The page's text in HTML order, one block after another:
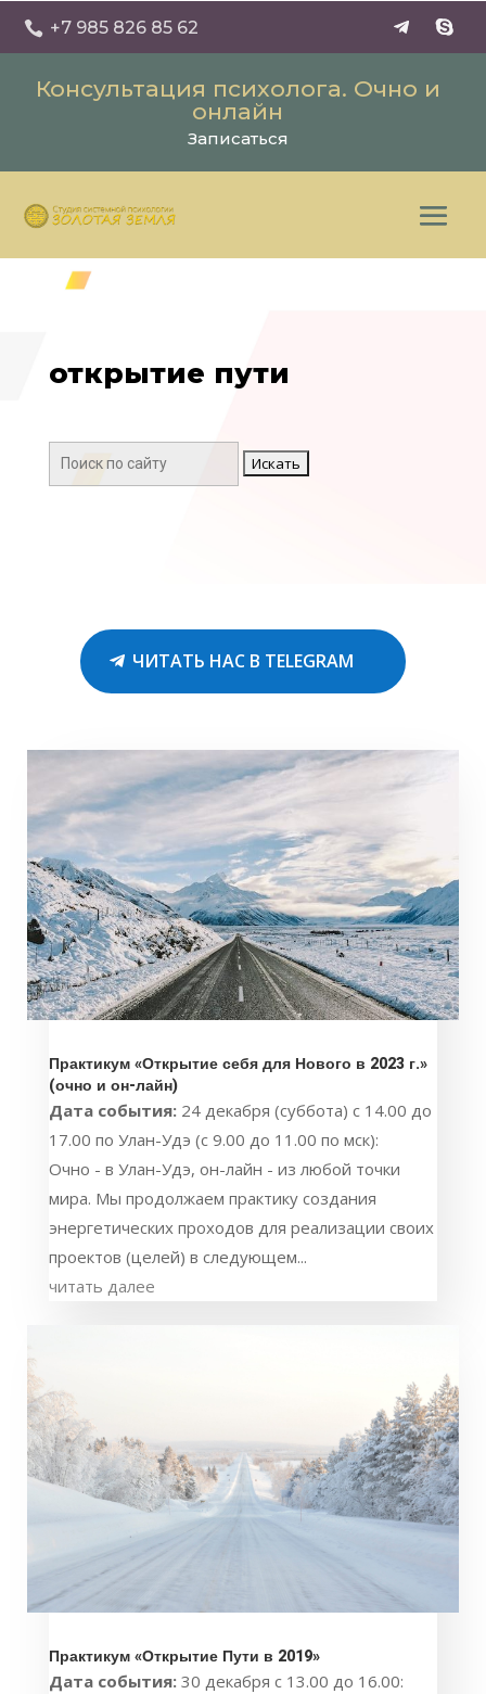
 +7 985 826 85 62
Консультация психолога. Очно и
онлайн
Записаться
открытие пути
Поиск:
ЧИТАТЬ НАС В TELEGRAM
Практикум «Открытие себя для Нового в 2023 г.»
(очно и он-лайн)
Дата события: 24 декабря (суббота) с 14.00 до
17.00 по Улан-Удэ (с 9.00 до 11.00 по мск):
Очно - в Улан-Удэ, он-лайн - из любой точки
мира. Мы продолжаем практику создания
энергетических проходов для реализации своих
проектов (целей) в следующем...
читать далее
Практикум «Открытие Пути в 2019»
Дата события: 30 декабря с 13.00 до 16.00: